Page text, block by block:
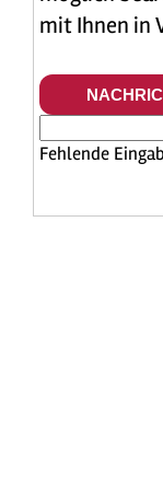
mit Ihnen in
Fehlende